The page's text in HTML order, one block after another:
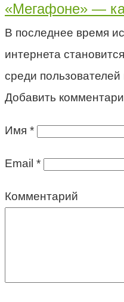
«Мегафоне» —
В последнее время
интернета
среди пользователей
Добавить
Имя *
Email *
Комментарий